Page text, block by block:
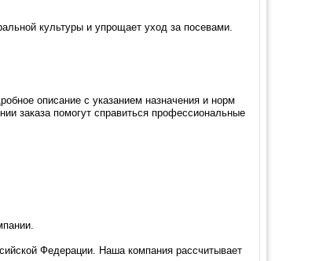
культуры и упрощает уход за посевами.
описание с указанием назначения и норм
заказа помогут справиться профессиональные
Федерации. Наша компания рассчитывает